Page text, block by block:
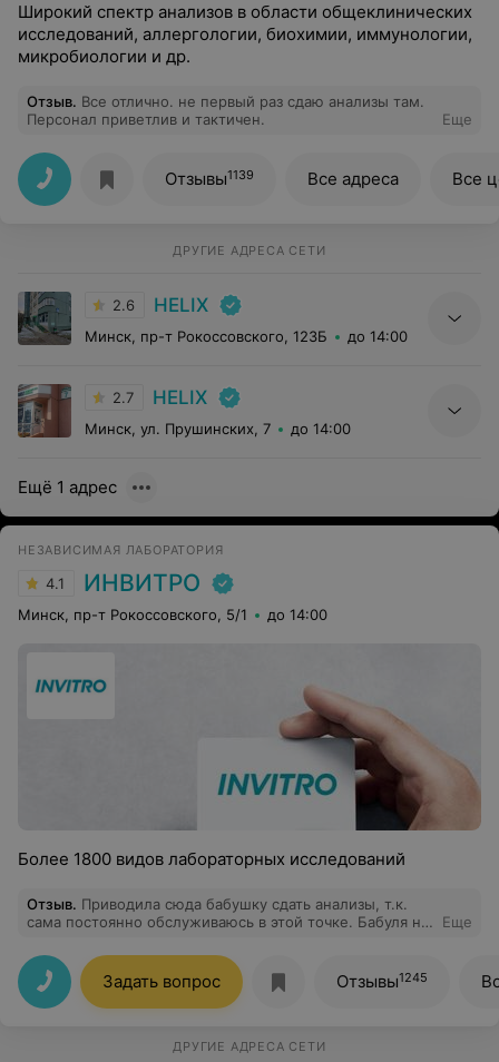
Широкий спектр анализов в области общеклинических
исследований, аллергологии, биохимии, иммунологии,
микробиологии и др.
Отзыв. Все отлично. не первый раз сдаю анализы там.
Персонал приветлив и тактичен.
Еще
Отзывы1139 Все адреса Все
ДРУГИЕ АДРЕСА СЕТИ
2.6 HELIX
Минск, пр-т Рокоссовского, 123Б до 14:00
2.7 HELIX
Минск, ул. Прушинских, 7 до 14:00
Ещё 1 адрес
НЕЗАВИСИМАЯ ЛАБОРАТОРИЯ
4.1 ИНВИТРО
Минск, пр-т Рокоссовского, 5/1 до 14:00
Более 1800 видов лабораторных исследований
Отзыв. Приводила сюда бабушку сдать анализы, т.к.
сама постоянно обслуживаюсь в этой точке. Бабуля не
довольная с улыбкой. Анализы взяли очень быстро и
не больно. Результат обещали на следующий день до
23:59, по факту пришел в этот же самый день после
обеда. Еще и вкусным кофе напоили. Впечатления
Еще
Задать вопрос Отзывы1245
ДРУГИЕ АДРЕСА СЕТИ